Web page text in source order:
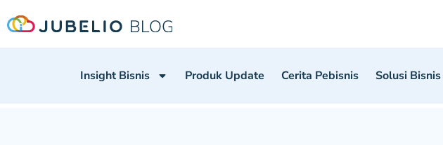
Insight Bisnis Produk Update Cerita Pebisnis Solusi Bisnis